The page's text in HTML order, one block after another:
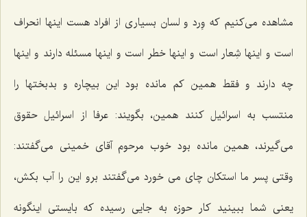
مشاهده می‌كنیم كه وِرد و لسان بسیاری از افراد هست اینها انحراف
است و اینها شِعار است و اینها خطر است و اینها مسئله دارند و اینها
چه دارند و فقط همین كم مانده بود این بیچاره و بدبختها را
منتسب به اسرائیل كنند همین، بگویند: عرفا از اسرائیل حقوق
می‌گیرند، همین مانده بود خوب مرحوم آقای خمینی می‌گفتند:
وقتی پسر ما استكان چای می خورد می‌گفتند برو این را آب بكش،
یعنی شما ببینید كار حوزه به جایی رسیده كه بایستی اینگونه